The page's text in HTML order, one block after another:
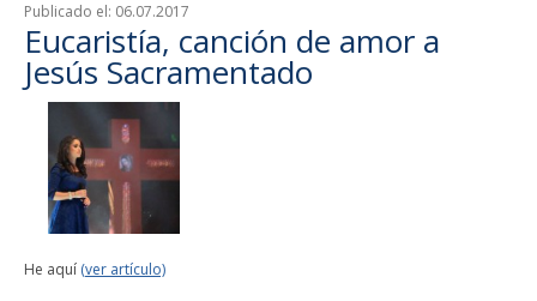
Publicado el: 06.07.2017
Eucaristía, canción de amor a
Jesús Sacramentado
He aquí (ver artículo)